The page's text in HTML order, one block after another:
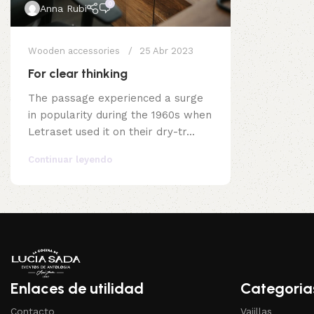
Anna Rubi 0
Wooden accessories 25 Abr 2023
For clear thinking
The passage experienced a surge
in popularity during the 1960s when
Letraset used it on their dry-tr...
Continuar leyendo
Enlaces de utilidad
Contacto Vajillas